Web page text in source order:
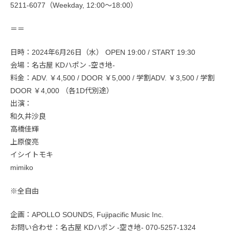
5211-6077（Weekday, 12:00〜18:00）
＝＝
日時：2024年6月26日（水） OPEN 19:00 / START 19:30
会場：名古屋 KDハポン -空き地-
料金：ADV. ￥4,500 / DOOR ￥5,000 / 学割ADV. ￥3,500 / 学割
DOOR ￥4,000 （各1D代別途）
出演：
和久井沙良
高橋佳輝
上原俊亮
イシイトモキ
mimiko
※全自由
企画：APOLLO SOUNDS, Fujipacific Music Inc.
お問い合わせ：名古屋 KDハポン -空き地- 070-5257-1324